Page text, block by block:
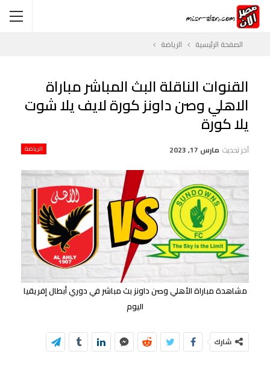
الصفحة الرئيسية الرياضة
القنوات الناقلة البث المباشر مباراة
الاهلي وصن داونز كورة لايف يلا شوت
يلا كورة
الرياضة آخر تحديث مارس 17, 2023
مشاهدة مباراة الأهلي وصن داونز بث مباشر في دوري أبطال إفريقيا
اليوم
شارك